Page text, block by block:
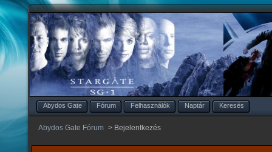
Abydos Gate Fórum Felhasználók Naptár Keresés
Abydos Gate Fórum > Bejelentkezés